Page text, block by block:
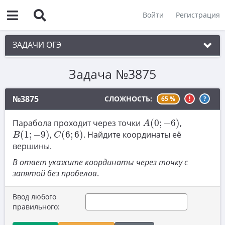
Войти Регистрация
ЗАДАЧИ ОГЭ
1. Практическая задача 1-5
2. См. раздел 1
3. См. раздел 1
4. См. раздел 1
5. См. раздел 1
6. Вычисления с дробями
неравенства
8. Степени и корни
Задача №3875
№3875 СЛОЖНОСТЬ: 65 % ! ?
Парабола проходит через точки A(0; −6)
A(0;− ) ,
B(1; −9)
B(1;−9) , C(6;6)
C(6;6) . Найдите координаты её
вершины.
В ответ укажите координаты через точку с
запятой без пробелов.
Ввод любого
правильного: